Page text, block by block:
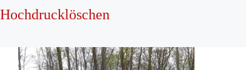
Hochdrucklöschen